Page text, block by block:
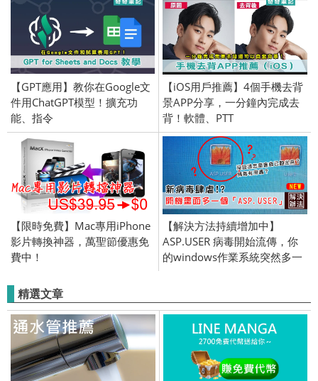
【GPT應用】教你在Google文
件用ChatGPT模型！擴充功
能、指令
【iOS用戶推薦】4個手機去背
景APP分享，一分鐘內完成去
背！軟體、PTT
【限時免費】Mac專用iPhone
影片轉換神器，萬聖節優惠免
費中！
【解決方法持續增加中】
ASP.USER 病毒開始流傳，你
的windows作業系統突然多一
精選文章